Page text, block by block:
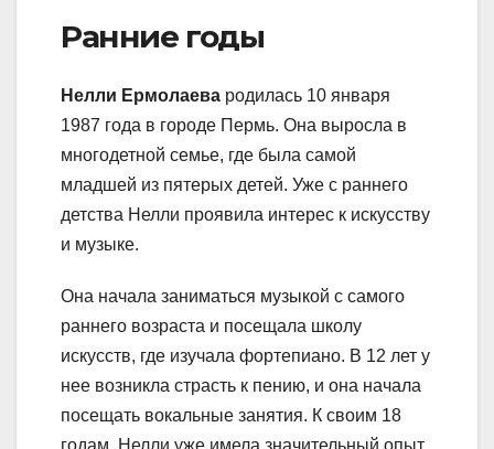
Ранние годы
Нелли Ермолаева родилась 10 января
1987 года в городе Пермь. Она выросла в
многодетной семье, где была самой
младшей из пятерых детей. Уже с раннего
детства Нелли проявила интерес к искусству
и музыке.
Она начала заниматься музыкой с самого
раннего возраста и посещала школу
искусств, где изучала фортепиано. В 12 лет у
нее возникла страсть к пению, и она начала
посещать вокальные занятия. К своим 18